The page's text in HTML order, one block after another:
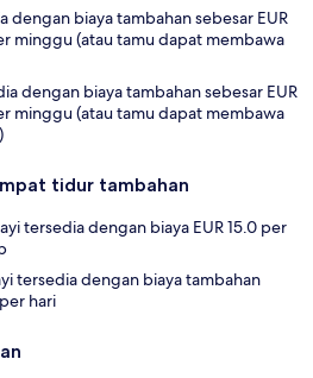
dengan biaya tambahan sebesar EUR
minggu (atau tamu dapat membawa
dengan biaya tambahan sebesar EUR
minggu (atau tamu dapat membawa
tidur tambahan
tersedia dengan biaya EUR 15.0 per
tersedia dengan biaya tambahan
hari